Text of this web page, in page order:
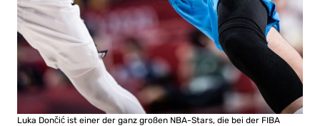
Luka Dončić ist einer der ganz großen NBA-Stars, die bei der FIBA